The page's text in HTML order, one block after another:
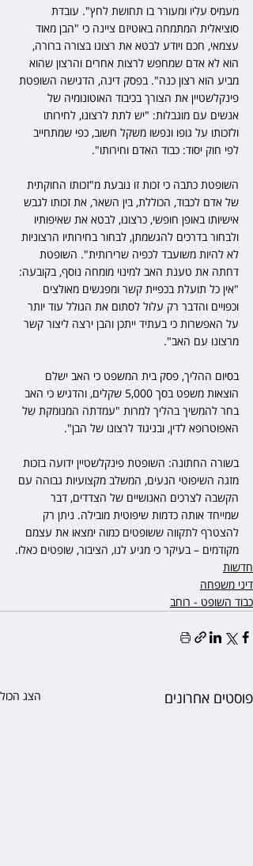
מעמיס עליו ומעורר בו תחושת לחץ". עובדת
סוציאלית המתמחה באוטיזם ציינה כי "הבן מאוד
עצמאי, חכם ויודע לבטא את רצונו בצורה ברורה,
הוא לא אדם שמחפש לרצות אחרים והרצון שהוא
מביע הוא רצון כנה". בפסק דינה, הדגישה השופטת
פינקלשטיין את הצורך בכיבוד האוטונומיה של
אנשים עם מוגבלות: "יש לתת לרצונו, לחירותו
ולזכותו על גופו ונפשו משקל חשוב, כפי שמתחייב
לפי חוק יסוד: כבוד האדם וחירותו".
השופטת כתבה כי זכות זו נובעת מ"זכותו החוקתית
של אדם לכבוד, הכוללת, בין השאר, את זכותו לגבש
אישיותו באופן חופשי, כרצונו, לבטא את שאיפותיו
ולבחור בדרכים להגשמתן, לבחור בחירותיו הרצוניות
לא להיות משועבד לכפיה שרירותית". השופטת
דחתה את טענת האב למינוי מומחה נוסף, בקובעה:
"אין כל תועלת בכפיית קשר ומפגשים מאולצים
וכפויים והדבר רק עלול לסתום את הגולל עוד יותר
על האפשרות כי בעתיד ייתכן והבן ירצה ליצור קשר
מרצונו עם האב".
בסיום ההליך, פסק בית המשפט כי האב ישלם
הוצאות משפט בסך 5,000 שקלים, והדגיש כי האב
בחר להמשיך בהליך למרות "עמדתה המנומקת של
האפוטרופא לדין, ובניגוד לרצונו של הבן".
בשורה החתונה: השופטת פינקלשטיין ידועה בזכות
מזגה השיפוטי הנעים, המשלב מקצועיות גבוהה עם
הקשבה לצרכים האנושיים של הצדדים, דבר
שמייחד אותה כדמות שיפוטית מובילה. ניתן רק
להצטרף לתקווה ששופטים כמוה ימצאו את עצמם
מקודמים – בעיקר כי מגיע לנו, הציבור, שופטים כאלו.
חדשות
דיני משפחה
כבוד השופט - רוחב
פוסטים אחרונים הצג הכול